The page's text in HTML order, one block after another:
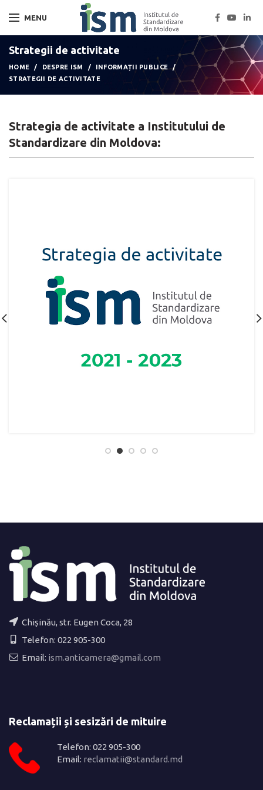
MENU
Strategii de activitate
HOME DESPRE ISM
INFORMAȚII PUBLICE
STRATEGII DE ACTIVITATE
Strategia de activitate a Institutului de
Standardizare din Moldova:
Chișinău, str. Eugen Coca, 28
Telefon: 022 905-300
Email: ism.anticamera@gmail.com
Reclamații și sesizări de mituire
Telefon: 022 905-300
Email: reclamatii@standard.md